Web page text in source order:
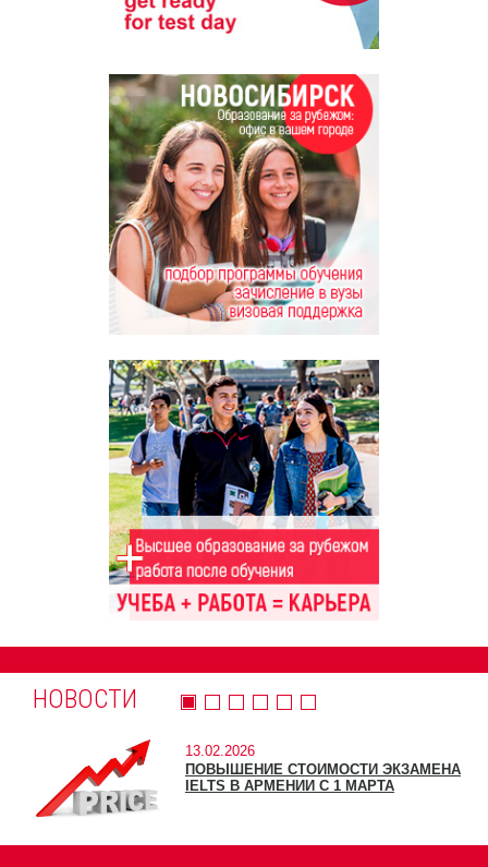
НОВОСТИ
13.02.2026
ПОВЫШЕНИЕ СТОИМОСТИ ЭКЗАМЕНА
IELTS В АРМЕНИИ С 1 МАРТА